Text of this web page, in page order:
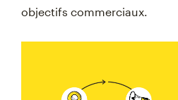
Essai gratuit Planifier
commercial au
objectifs commerciaux.